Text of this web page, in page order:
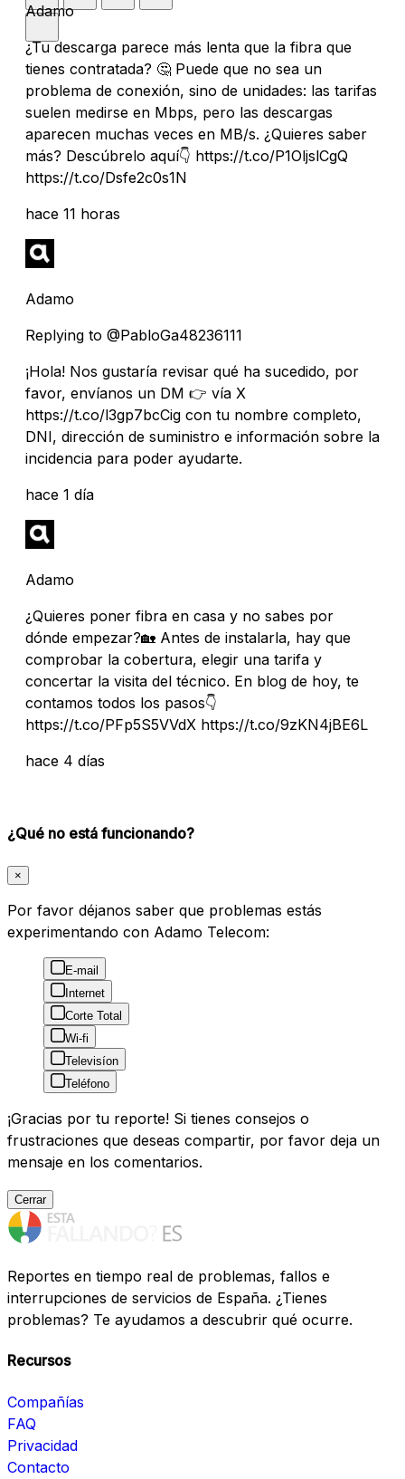
Adamo
¿Tu descarga parece más lenta que la fibra que
tienes contratada? 🤔 Puede que no sea un
problema de conexión, sino de unidades: las tarifas
suelen medirse en Mbps, pero las descargas
aparecen muchas veces en MB/s. ¿Quieres saber
más? Descúbrelo aquí👇 https://t.co/P1OljslCgQ
https://t.co/Dsfe2c0s1N
hace 11 horas
Adamo
Replying to @PabloGa48236111
¡Hola! Nos gustaría revisar qué ha sucedido, por
favor, envíanos un DM 👉 vía X
https://t.co/l3gp7bcCig con tu nombre completo,
DNI, dirección de suministro e información sobre la
incidencia para poder ayudarte.
hace 1 día
Adamo
¿Quieres poner fibra en casa y no sabes por
dónde empezar?🏡 Antes de instalarla, hay que
comprobar la cobertura, elegir una tarifa y
concertar la visita del técnico. En blog de hoy, te
contamos todos los pasos👇
https://t.co/PFp5S5VVdX https://t.co/9zKN4jBE6L
hace 4 días
¿Qué no está funcionando?
×
Por favor déjanos saber que problemas estás
experimentando con Adamo Telecom:
E-mail
Internet
Corte Total
Wi-fi
Televisíon
Teléfono
¡Gracias por tu reporte! Si tienes consejos o
frustraciones que deseas compartir, por favor deja un
mensaje en los comentarios.
Cerrar
Reportes en tiempo real de problemas, fallos e
interrupciones de servicios de España. ¿Tienes
problemas? Te ayudamos a descubrir qué ocurre.
Recursos
Compañías
FAQ
Privacidad
Contacto